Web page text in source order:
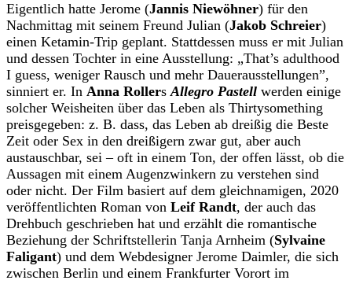
Eigentlich hatte Jerome (Jannis Niewöhner) für den
Nachmittag mit seinem Freund Julian (Jakob Schreier)
einen Ketamin-Trip geplant. Stattdessen muss er mit Julian
und dessen Tochter in eine Ausstellung: „That’s adulthood
I guess, weniger Rausch und mehr Dauerausstellungen”,
sinniert er. In Anna RollersAllegro Pastell werden einige
solcher Weisheiten über das Leben als Thirtysomething
preisgegeben: z. B. dass, das Leben ab dreißig die Beste
Zeit oder Sex in den dreißigern zwar gut, aber auch
austauschbar, sei – oft in einem Ton, der offen lässt, ob die
Aussagen mit einem Augenzwinkern zu verstehen sind
oder nicht. Der Film basiert auf dem gleichnamigen, 2020
veröffentlichten Roman von Leif Randt, der auch das
Drehbuch geschrieben hat und erzählt die romantische
Beziehung der Schriftstellerin Tanja Arnheim (Sylvaine
Faligant) und dem Webdesigner Jerome Daimler, die sich
zwischen Berlin und einem Frankfurter Vorort im